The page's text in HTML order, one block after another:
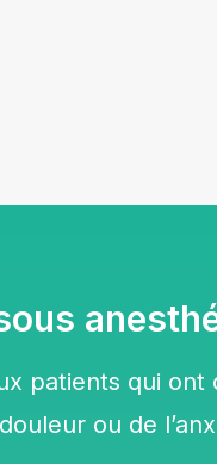
patients qui ont
ou de